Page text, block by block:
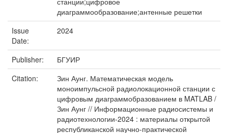
диаграммообразование;антенные решетки
Issue
Date:
2024
Publisher:
БГУИР
Citation:
Зин Аунг. Математическая модель
моноимпульсной радиолокационной станции с
цифровым диаграммобразованием в MATLAB /
Зин Аунг // Информационные радиосистемы и
радиотехнологии-2024 : материалы открытой
республиканской научно-практической